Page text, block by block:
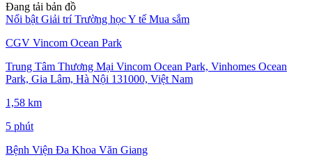
Đang tải bản đồ
Nổi bật Giải trí Trường họcY tế Mua sắm
CGV Vincom Ocean Park
Trung Tâm Thương Mại Vincom Ocean Park, Vinhomes Ocean
Park, Gia Lâm, Hà Nội 131000, Việt Nam
1,58 km
5 phút
Bệnh Viện Đa Khoa Văn Giang